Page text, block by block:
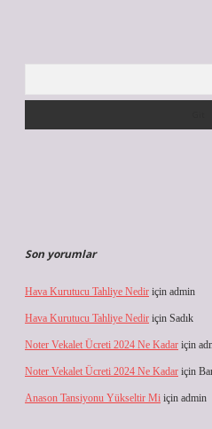
Son yorumlar
Hava Kurutucu Tahliye Nedir için admin
Hava Kurutucu Tahliye Nedir için Sadık
Noter Vekalet Ücreti 2024 Ne Kadar için
Noter Vekalet Ücreti 2024 Ne Kadar için
Anason Tansiyonu Yükseltir Mi için admin